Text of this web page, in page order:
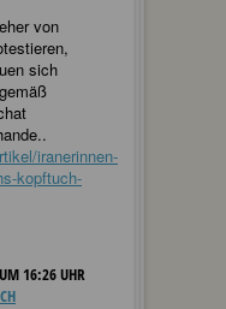
von
sich
iranerinnen-
kopftuch-
16:26 UHR